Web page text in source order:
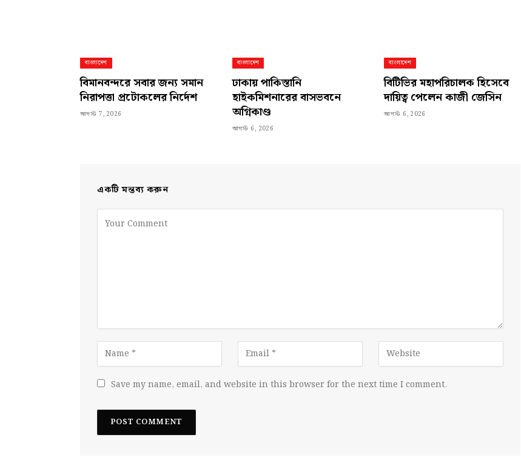
বাংলাদেশ
বিমানবন্দরে সবার জন্য সমান
নিরাপত্তা প্রটোকলের নির্দেশ
আগস্ট 7, 2026
বাংলাদেশ
ঢাকায় পাকিস্তানি
হাইকমিশনারের বাসভবনে
অগ্নিকাণ্ড
আগস্ট 6, 2026
বাংলাদেশ
বিটিভির মহাপরিচালক হিসেবে
দায়িত্ব পেলেন কাজী জেসিন
আগস্ট 6, 2026
একটি মন্তব্য করুন
Save my name, email, and website in this browser for the next time I comment.